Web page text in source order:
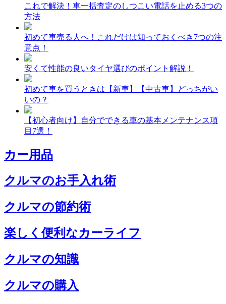
これで解決！車一括査定のしつこい電話を止める3つの
方法
初めて車売る人へ！これだけは知っておくべき7つの注
意点！
安くて性能の良いタイヤ選びのポイント解説！
初めて車を買うときは【新車】【中古車】どっちがい
いの？
【初心者向け】自分でできる車の基本メンテナンス項
目7選！
カー用品
クルマのお手入れ術
クルマの節約術
楽しく便利なカーライフ
クルマの知識
クルマの購入